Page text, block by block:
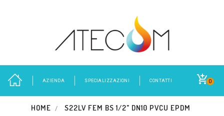
0
AZIENDA SPECIALIZZAZIONI CONTATTI
HOME S22LV FEM BS 1/2" DN10 PVCU EPDM